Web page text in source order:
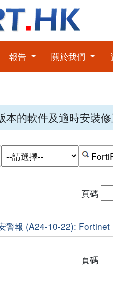
報告 關於我們
本的軟件及適時安裝
圍的開始日期，格式為日日
請輸入搜尋日期範圍的結束
按關鍵
頁碼
警報 (A24-10-22): Fortinet
頁碼